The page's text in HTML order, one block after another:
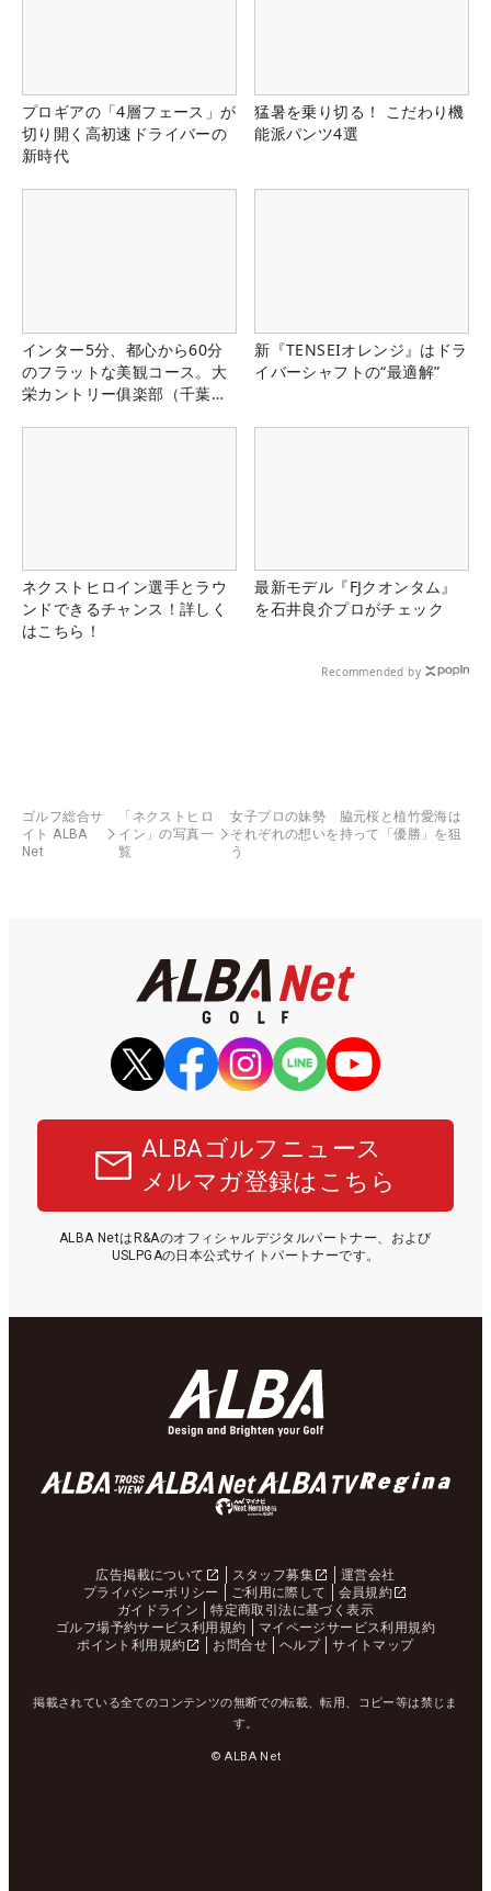
プロギアの「4層フェース」が
切り開く高初速ドライバーの
新時代
猛暑を乗り切る！ こだわり機
能派パンツ4選
インター5分、都心から60分
のフラットな美観コース。大
栄カントリー俱楽部（千葉
新『TENSEIオレンジ』はドラ
イバーシャフトの“最適解”
ネクストヒロイン選手とラウ
ンドできるチャンス！詳しく
はこちら！
最新モデル『FJクオンタム』
を石井良介プロがチェック
Recommended by
ゴルフ総合サ
イト ALBA
Net
「ネクストヒロ
イン」の写真一
覧
女子プロの妹勢 脇元桜と植竹愛海は
それぞれの想いを持って「優勝」を狙
う
ALBAゴルフニュース
メルマガ登録はこちら
ALBA NetはR&Aのオフィシャルデジタルパートナー、および
USLPGAの日本公式サイトパートナーです。
広告掲載について スタッフ募集
運営会社
プライバシーポリシー
ご利用に際して
会員規約
ガイドライン
特定商取引法に基づく表示
ゴルフ場予約サービス利用規約
マイページサービス利用規約
ポイント利用規約
お問合せ ヘルプ サイトマップ
掲載されている全てのコンテンツの無断での転載、転用、コピー等は禁じま
す。
© ALBA Net